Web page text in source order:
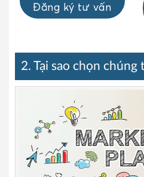
Đăng ký tư vấn
2. Tại sao chọn chúng